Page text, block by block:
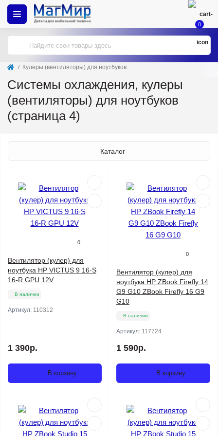
0
Кулеры (вентиляторы) для ноутбуков
Системы охлаждения, кулеры
(вентиляторы) для ноутбуков
(страница 4)
Каталог
0
Вентилятор (кулер) для
ноутбука HP VICTUS 9 16-S
16-R GPU 12V
В наличии
Артикул: 110312
1 390р.
В корзину
0
Вентилятор (кулер) для
ноутбука HP ZBook Firefly 14
G9 G10 ZBook Firefly 16 G9
G10
В наличии
Артикул: 117724
1 590р.
В корзину